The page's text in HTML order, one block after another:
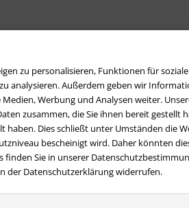
zu personalisieren, Funktionen für
analysieren. Außerdem geben wir
Werbung und Analysen weiter.
zusammen, die Sie ihnen bereit gestellt
haben. Dies schließt unter Umständen die
bescheinigt wird. Daher könnten
finden Sie in unserer
der Datenschutzerklärung widerrufen.